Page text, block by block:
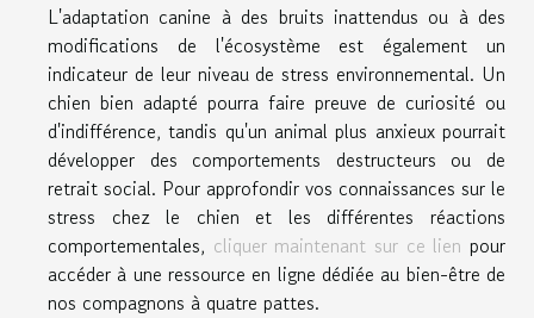
L'adaptation canine à des bruits inattendus ou à des
modifications de l'écosystème est également un
indicateur de leur niveau de stress environnemental. Un
chien bien adapté pourra faire preuve de curiosité ou
d'indifférence, tandis qu'un animal plus anxieux pourrait
développer des comportements destructeurs ou de
retrait social. Pour approfondir vos connaissances sur le
stress chez le chien et les différentes réactions
comportementales, cliquer maintenant sur ce lien pour
accéder à une ressource en ligne dédiée au bien-être de
nos compagnons à quatre pattes.